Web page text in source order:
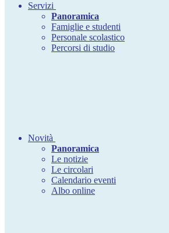
Servizi
Panoramica
Famiglie e studenti
Personale scolastico
Percorsi di studio
Novità
Panoramica
Le notizie
Le circolari
Calendario eventi
Albo online